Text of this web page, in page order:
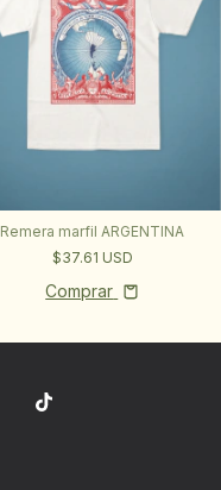
Remera marfil ARGENTINA
$37.61 USD
Comprar